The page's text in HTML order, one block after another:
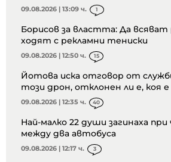
09.08.2026 | 13:09 ч. 1
Борисов за властта: Да всяват
ходят с рекламни тениски
09.08.2026 | 12:50 ч. 15
Йотова иска отговор от
този дрон, отклонен ли е, коя
09.08.2026 | 12:35 ч. 40
Най-малко 22 души загинаха при
между два автобуса
09.08.2026 | 12:17 ч. 3